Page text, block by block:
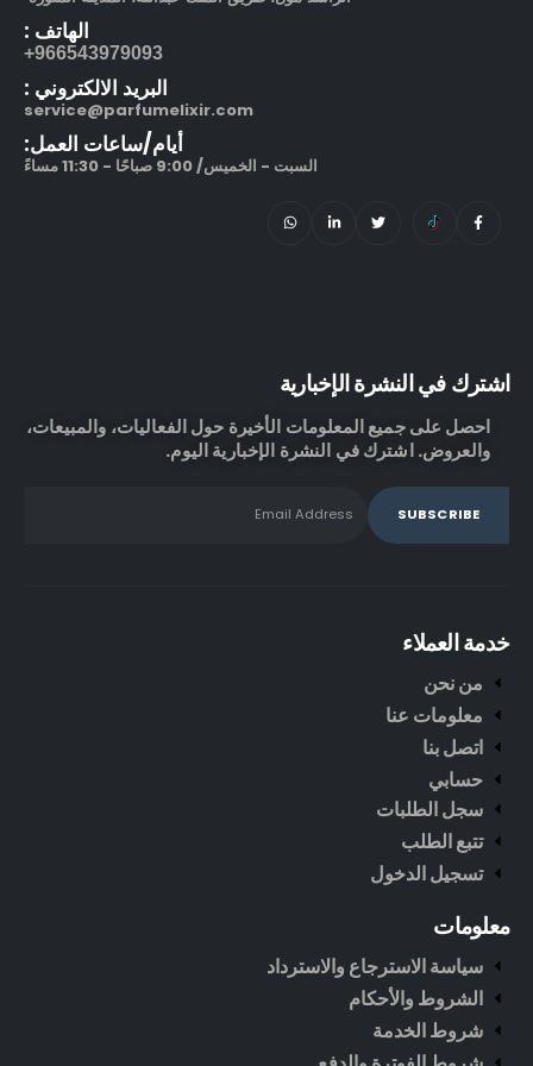
الهاتف :
966543979093+
البريد الالكتروني :
service@parfumelixir.com
أيام/ساعات العمل:
السبت - الخميس/ 9:00 صباحًا - 11:30 مساءً
اشترك في النشرة الإخبارية
احصل على جميع المعلومات الأخيرة حول الفعاليات، والمبيعات،
والعروض. اشترك في النشرة الإخبارية اليوم.
خدمة العملاء
من نحن
معلومات عنا
اتصل بنا
حسابي
سجل الطلبات
تتبع الطلب
تسجيل الدخول
معلومات
سياسة الاسترجاع والاسترداد
الشروط والأحكام
شروط الخدمة